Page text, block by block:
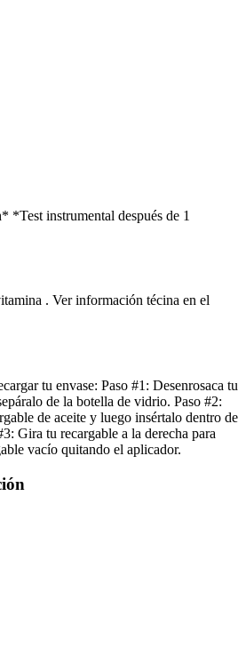
*Test instrumental después de 1
. Ver información técina en el
tu envase: Paso #1: Desenrosaca tu
de la botella de vidrio. Paso #2:
de aceite y luego insértalo dentro de
Gira tu recargable a la derecha para
vacío quitando el aplicador.